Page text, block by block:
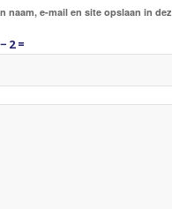
naam, e-mail en site opslaan in
2 =